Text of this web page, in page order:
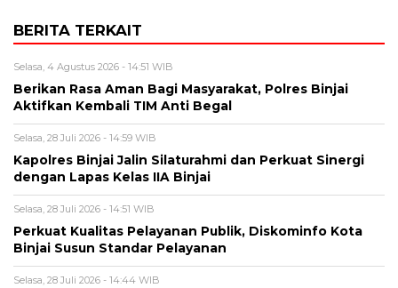
BERITA TERKAIT
Selasa, 4 Agustus 2026 - 14:51 WIB
Berikan Rasa Aman Bagi Masyarakat, Polres Binjai
Aktifkan Kembali TIM Anti Begal
Selasa, 28 Juli 2026 - 14:59 WIB
Kapolres Binjai Jalin Silaturahmi dan Perkuat Sinergi
dengan Lapas Kelas IIA Binjai
Selasa, 28 Juli 2026 - 14:51 WIB
Perkuat Kualitas Pelayanan Publik, Diskominfo Kota
Binjai Susun Standar Pelayanan
Selasa, 28 Juli 2026 - 14:44 WIB